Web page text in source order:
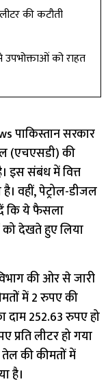
की कटौती
उपभोक्ताओं को राहत
पाकिस्तान सरकार
(एचएसडी) की
इस संबंध में वित्त
वहीं, पेट्रोल-डीजल
कि ये फैसला
को देखते हुए लिया
की ओर से जारी
में 2 रुपए की
दाम 252.63 रुपए हो
लीटर हो गया
की कीमतों में
है।